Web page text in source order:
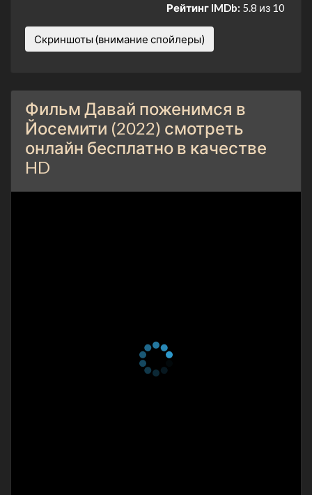
Рейтинг IMDb: 5.8 из 10
Скриншоты (внимание спойлеры)
Фильм Давай поженимся в
Йосемити (2022) смотреть
онлайн бесплатно в качестве
HD